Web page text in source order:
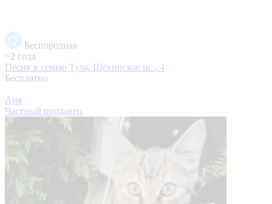
Беспородная
~2 года
Пёсик в семью Тула, Щёкинское ш. , 4
Бесплатно
Аня
Частный продавец